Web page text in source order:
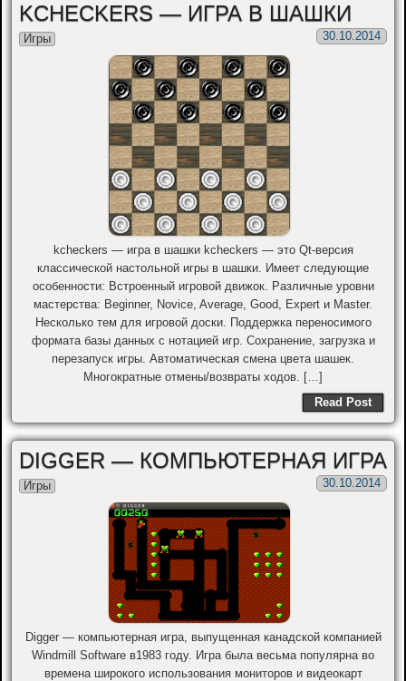
KCHECKERS — ИГРА В ШАШКИ
30.10.2014
Игры
kcheckers — игра в шашки kcheckers — это Qt-версия
классической настольной игры в шашки. Имеет следующие
особенности: Встроенный игровой движок. Различные уровни
мастерства: Beginner, Novice, Average, Good, Expert и Master.
Несколько тем для игровой доски. Поддержка переносимого
формата базы данных с нотацией игр. Сохранение, загрузка и
перезапуск игры. Автоматическая смена цвета шашек.
Многократные отмены/возвраты ходов. […]
Read Post
DIGGER — КОМПЬЮТЕРНАЯ ИГРА
30.10.2014
Игры
Digger — компьютерная игра, выпущенная канадской компанией
Windmill Software в1983 году. Игра была весьма популярна во
времена широкого использования мониторов и видеокарт